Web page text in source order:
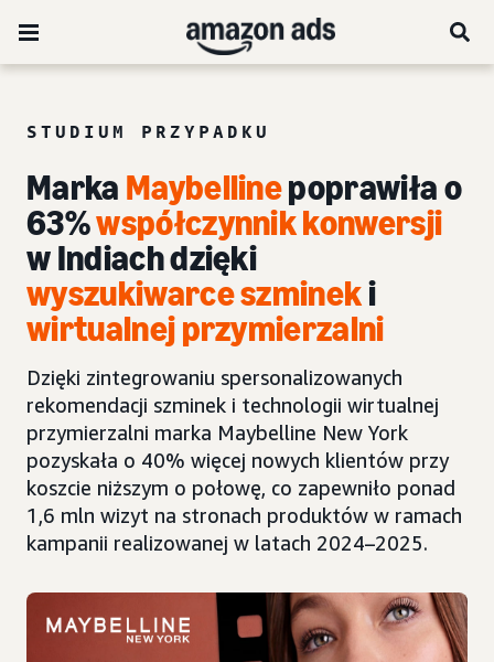
STUDIUM PRZYPADKU
Marka Maybellinepoprawiła o
63%współczynnik konwersji
w Indiach dzięki
wyszukiwarceszmineki
wirtualnej przymierzalni
Dzięki zintegrowaniu spersonalizowanych
rekomendacji szminek i technologii wirtualnej
przymierzalni marka Maybelline New York
pozyskała o 40% więcej nowych klientów przy
koszcie niższym o połowę, co zapewniło ponad
1,6 mln wizyt na stronach produktów w ramach
kampanii realizowanej w latach 2024–2025.